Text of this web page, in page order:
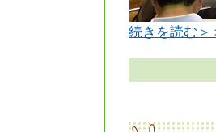
続きを読む＞